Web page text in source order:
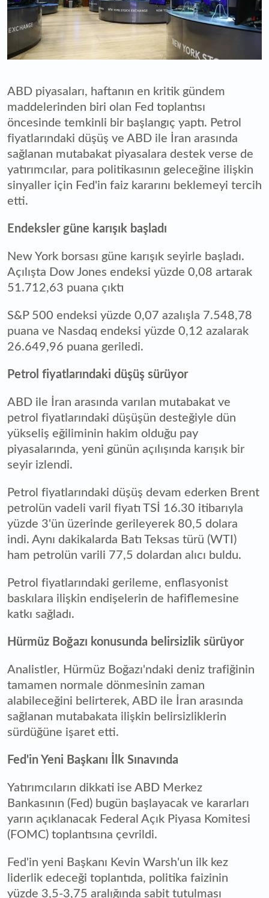
ABD piyasaları, haftanın en kritik gündem
maddelerinden biri olan Fed toplantısı
öncesinde temkinli bir başlangıç yaptı. Petrol
fiyatlarındaki düşüş ve ABD ile İran arasında
sağlanan mutabakat piyasalara destek verse de
yatırımcılar, para politikasının geleceğine ilişkin
sinyaller için Fed'in faiz kararını beklemeyi tercih
etti.
Endeksler güne karışık başladı
New York borsası güne karışık seyirle başladı.
Açılışta Dow Jones endeksi yüzde 0,08 artarak
51.712,63 puana çıktı
S&P 500 endeksi yüzde 0,07 azalışla 7.548,78
puana ve Nasdaq endeksi yüzde 0,12 azalarak
26.649,96 puana geriledi.
Petrol fiyatlarındaki düşüş sürüyor
ABD ile İran arasında varılan mutabakat ve
petrol fiyatlarındaki düşüşün desteğiyle dün
yükseliş eğiliminin hakim olduğu pay
piyasalarında, yeni günün açılışında karışık bir
seyir izlendi. ​​​​​​​
Petrol fiyatlarındaki düşüş devam ederken Brent
petrolün vadeli varil fiyatı TSİ 16.30 itibarıyla
yüzde 3'ün üzerinde gerileyerek 80,5 dolara
indi. Aynı dakikalarda Batı Teksas türü (WTI)
ham petrolün varili 77,5 dolardan alıcı buldu.
Petrol fiyatlarındaki gerileme, enflasyonist
baskılara ilişkin endişelerin de hafiflemesine
katkı sağladı.
Hürmüz Boğazı konusunda belirsizlik sürüyor
Analistler, Hürmüz Boğazı'ndaki deniz trafiğinin
tamamen normale dönmesinin zaman
alabileceğini belirterek, ABD ile İran arasında
sağlanan mutabakata ilişkin belirsizliklerin
sürdüğüne işaret etti.
Fed'in Yeni Başkanı İlk Sınavında
Yatırımcıların dikkati ise ABD Merkez
Bankasının (Fed) bugün başlayacak ve kararları
yarın açıklanacak Federal Açık Piyasa Komitesi
(FOMC) toplantısına çevrildi.
Fed'in yeni Başkanı Kevin Warsh'un ilk kez
liderlik edeceği toplantıda, politika faizinin
yüzde 3,5-3,75 aralığında sabit tutulması